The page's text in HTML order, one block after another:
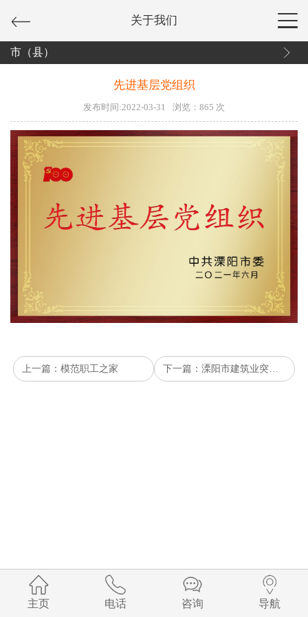
关于我们
市（县）
先进基层党组织
发布时间:2022-03-31 浏览： 865 次
上一篇：模范职工之家 下一篇：溧阳市建筑业突出贡献企业
主页 电话 咨询 导航